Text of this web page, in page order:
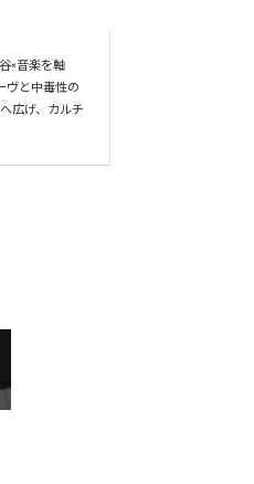
×音楽を軸
ヴと中毒性の
広げ、カルチ